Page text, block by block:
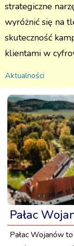
strategiczne
wyróżnić się na
skuteczność
klientami w
Aktualności
Pałac
Pałac Wojanów